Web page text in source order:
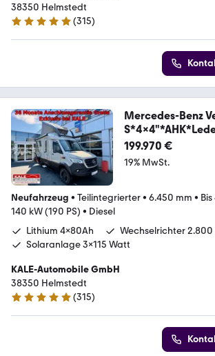
38350 Helmstedt
4.8 Sterne
(315)
Mercedes-Benz
m*
199.970 €
19% MwSt.
Neufahrzeug • Teilintegrierter• 6.450 mm •
140 kW (190 PS) • Diesel
Lithium 4x80Ah
Wechselrichter 2.800
Solaranlage 3x115 Watt
KALE-Automobile GmbH
38350 Helmstedt
4.8 Sterne
(315)